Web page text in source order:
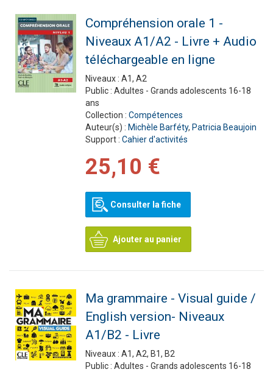
Compréhension orale 1 -
Niveaux A1/A2 - Livre + Audio
téléchargeable en ligne
Niveaux : A1, A2
Public : Adultes - Grands adolescents 16-18
ans
Collection : Compétences
Auteur(s) : Michèle Barféty, Patricia Beaujoin
Support : Cahier d'activités
25,10 €
Consulter la fiche
Ajouter au panier
Ma grammaire - Visual guide /
English version- Niveaux
A1/B2 - Livre
Niveaux : A1, A2, B1, B2
Public : Adultes - Grands adolescents 16-18